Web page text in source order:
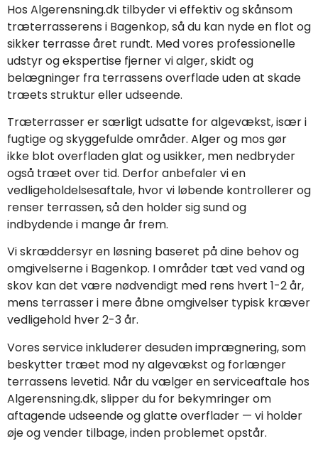
Hos Algerensning.dk tilbyder vi effektiv og skånsom
træterrasserens i Bagenkop, så du kan nyde en flot og
sikker terrasse året rundt. Med vores professionelle
udstyr og ekspertise fjerner vi alger, skidt og
belægninger fra terrassens overflade uden at skade
træets struktur eller udseende.
Træterrasser er særligt udsatte for algevækst, især i
fugtige og skyggefulde områder. Alger og mos gør
ikke blot overfladen glat og usikker, men nedbryder
også træet over tid. Derfor anbefaler vi en
vedligeholdelsesaftale, hvor vi løbende kontrollerer og
renser terrassen, så den holder sig sund og
indbydende i mange år frem.
Vi skræddersyr en løsning baseret på dine behov og
omgivelserne i Bagenkop. I områder tæt ved vand og
skov kan det være nødvendigt med rens hvert 1-2 år,
mens terrasser i mere åbne omgivelser typisk kræver
vedligehold hver 2-3 år.
Vores service inkluderer desuden imprægnering, som
beskytter træet mod ny algevækst og forlænger
terrassens levetid. Når du vælger en serviceaftale hos
Algerensning.dk, slipper du for bekymringer om
aftagende udseende og glatte overflader — vi holder
øje og vender tilbage, inden problemet opstår.